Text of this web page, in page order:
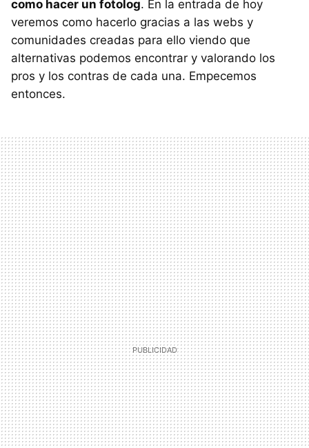
como hacer un fotolog. En la entrada de hoy
veremos como hacerlo gracias a las webs y
comunidades creadas para ello viendo que
alternativas podemos encontrar y valorando los
pros y los contras de cada una. Empecemos
entonces.